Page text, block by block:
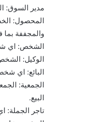
مدير السوق:
المحصول:
والمجففة بما
الشخص: اي
الوكيل:
البائع: اي
الجمعية:
البيع.
تاجر